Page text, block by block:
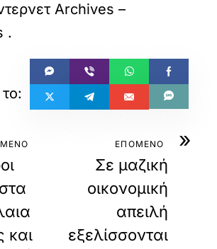
Archives –
.
και
»
ΕΠΟΜΕΝΟ
Σε μαζική
οικονομική
απειλή
εξελίσσονται